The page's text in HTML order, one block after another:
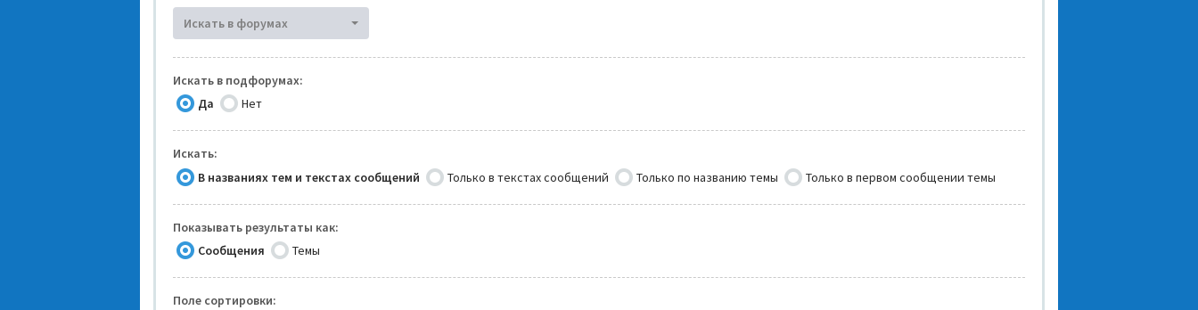
Искать в форумах
Искать в подфорумах:
Да
Нет
Искать:
В названиях тем и текстах сообщений
Только в текстах сообщений Только по названию темы Только в первом сообщении темы
Показывать результаты как:
Сообщения
Темы
Поле сортировки: